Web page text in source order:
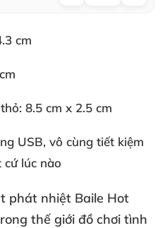
cm
8.5 cm x 2.5 cm
USB, vô cùng tiết kiệm
cứ lúc nào
phát nhiệt Baile Hot
thế giới đồ chơi tình